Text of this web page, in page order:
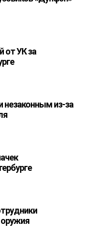
от УК за
незаконным из-за